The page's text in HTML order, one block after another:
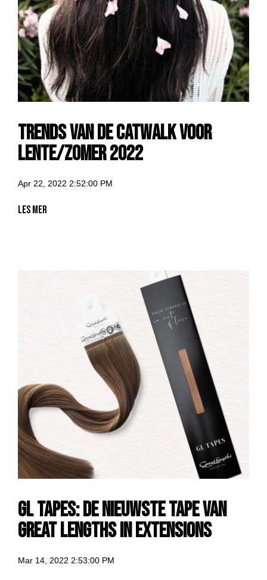
Trends van de catwalk voor
lente/zomer 2022
Apr 22, 2022 2:52:00 PM
Les mer
GL Tapes: de nieuwste tape van
Great Lengths in extensions
Mar 14, 2022 2:53:00 PM